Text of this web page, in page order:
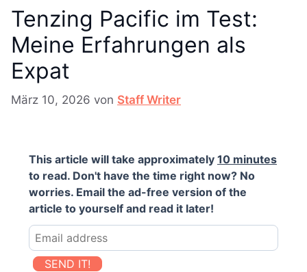
Tenzing Pacific im Test:
Meine Erfahrungen als
Expat
März 10, 2026 von Staff Writer
This article will take approximately 10 minutes
to read. Don't have the time right now? No
worries. Email the ad-free version of the
article to yourself and read it later!
SEND IT!